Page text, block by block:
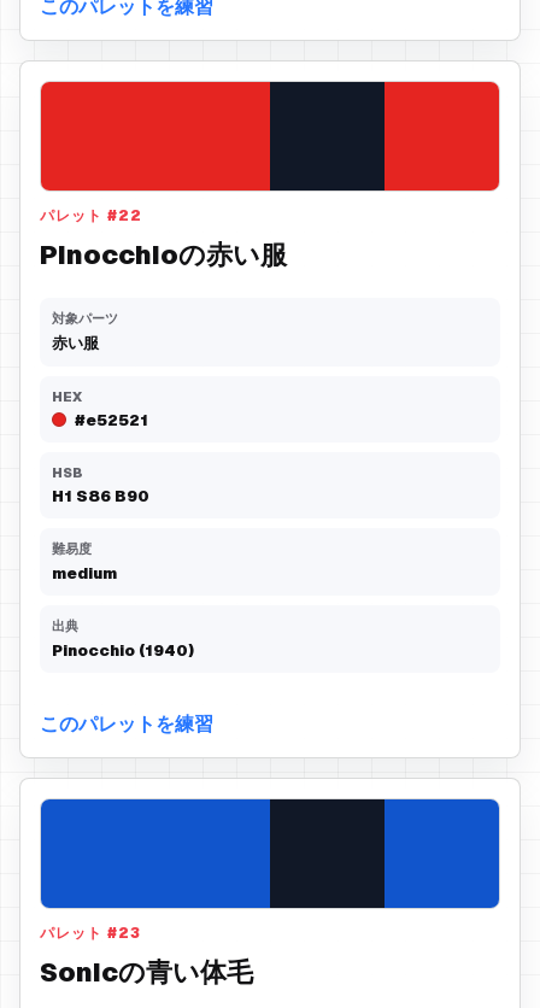
このパレットを練習
パレット #22
Pinocchioの赤い服
対象パーツ
赤い服
HEX
#e52521
HSB
H1 S86 B90
難易度
medium
出典
Pinocchio (1940)
このパレットを練習
パレット #23
Sonicの青い体毛